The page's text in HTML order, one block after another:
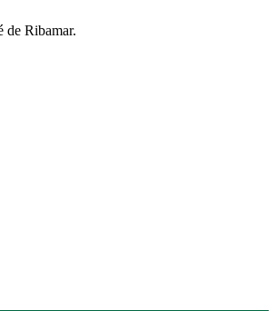
de Ribamar.